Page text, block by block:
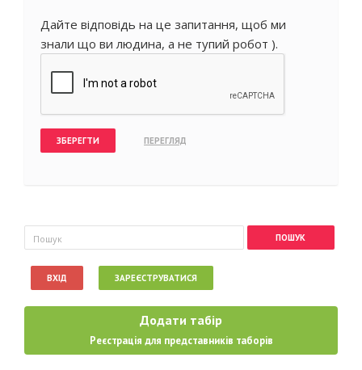
Дайте відповідь на це запитання, щоб ми
знали що ви людина, а не тупий робот ).
Пошукова форма
Пошук
ВХІД ЗАРЕЄСТРУВАТИСЯ
Додати табір
Реєстрація для представників таборів